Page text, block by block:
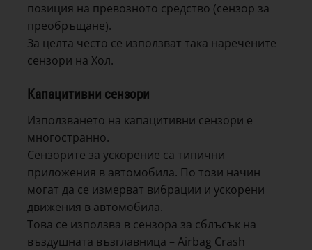
позиция на превозното средство (сензор за
преобръщане).
За целта често се използват така наречените
сензори на Хол.
Капацитивни сензори
Използването на капацитивни сензори е
многостранно.
Сензорите за ускорение са типични
приложения в автомобила. По този начин
могат да се измерват вибрации и ускорени
движения в автомобила.
Това се използва в сензора за сблъсък на
въздушната възглавница – Airbag Crash